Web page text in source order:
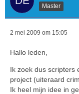
Master
2 mei 2009 om 15:05
Hallo leden,
Ik zoek dus scripters
project (uiteraard
Ik heel mijn idee in